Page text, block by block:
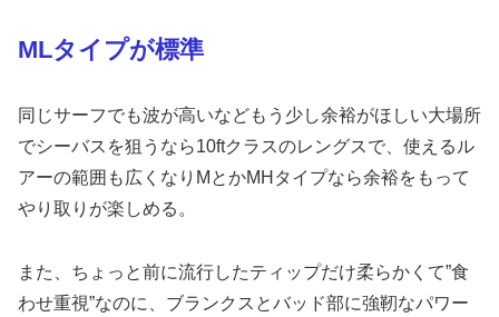
MLタイプが標準
同じサーフでも波が高いなどもう少し余裕がほしい大場所
でシーバスを狙うなら10ftクラスのレングスで、使えるル
アーの範囲も広くなりMとかMHタイプなら余裕をもって
やり取りが楽しめる。
また、ちょっと前に流行したティップだけ柔らかくて”食
わせ重視”なのに、ブランクスとバッド部に強靭なパワー